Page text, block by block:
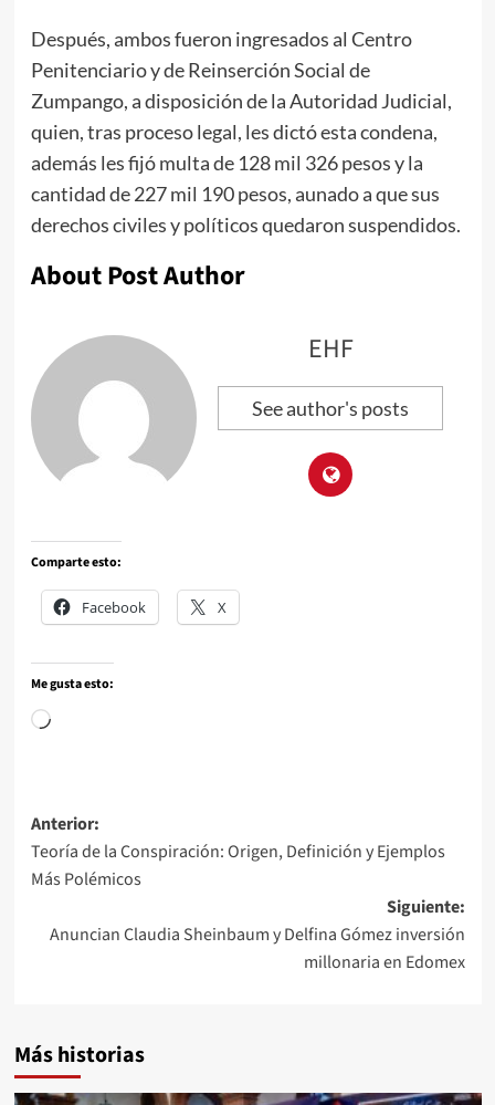
Después, ambos fueron ingresados al Centro
Penitenciario y de Reinserción Social de
Zumpango, a disposición de la Autoridad Judicial,
quien, tras proceso legal, les dictó esta condena,
además les fijó multa de 128 mil 326 pesos y la
cantidad de 227 mil 190 pesos, aunado a que sus
derechos civiles y políticos quedaron suspendidos.
About Post Author
EHF
See author's posts
Comparte esto:
Facebook X
Me gusta esto:
Anterior:
Teoría de la Conspiración: Origen, Definición y Ejemplos
Más Polémicos
Siguiente:
Anuncian Claudia Sheinbaum y Delfina Gómez inversión
millonaria en Edomex
Más historias